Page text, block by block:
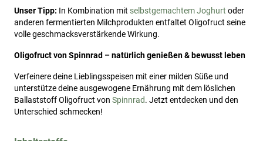
Unser Tipp: In Kombination mit selbstgemachtem Joghurt oder
anderen fermentierten Milchprodukten entfaltet Oligofruct seine
volle geschmacksverstärkende Wirkung.
Oligofruct von Spinnrad – natürlich genießen & bewusst leben
Verfeinere deine Lieblingsspeisen mit einer milden Süße und
unterstütze deine ausgewogene Ernährung mit dem löslichen
Ballaststoff Oligofruct von Spinnrad. Jetzt entdecken und den
Unterschied schmecken!